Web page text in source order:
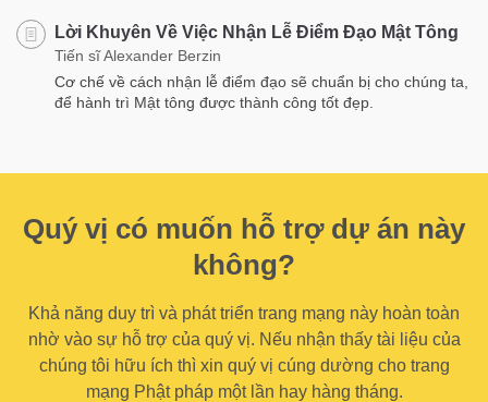
Lời Khuyên Về Việc Nhận Lễ Điểm Đạo Mật Tông
Tiến sĩ Alexander Berzin
Cơ chế về cách nhận lễ điểm đạo sẽ chuẩn bị cho chúng ta,
để hành trì Mật tông được thành công tốt đẹp.
Quý vị có muốn hỗ trợ dự án này
không?
Khả năng duy trì và phát triển trang mạng này hoàn toàn
nhờ vào sự hỗ trợ của quý vị. Nếu nhận thấy tài liệu của
chúng tôi hữu ích thì xin quý vị cúng dường cho trang
mạng Phật pháp một lần hay hàng tháng.